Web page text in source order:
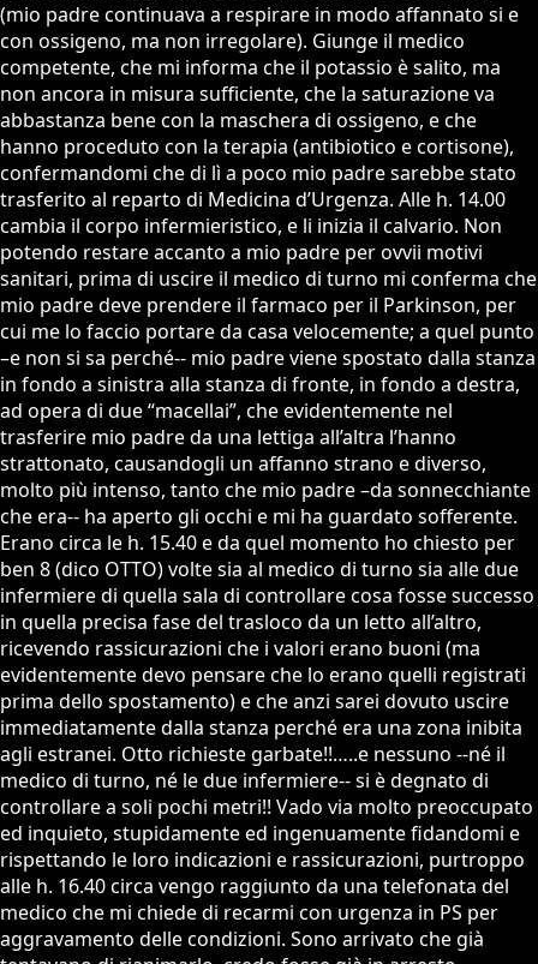
(mio padre continuava a respirare in modo affannato si e
con ossigeno, ma non irregolare). Giunge il medico
competente, che mi informa che il potassio è salito, ma
non ancora in misura sufficiente, che la saturazione va
abbastanza bene con la maschera di ossigeno, e che
hanno proceduto con la terapia (antibiotico e cortisone),
confermandomi che di lì a poco mio padre sarebbe stato
trasferito al reparto di Medicina d’Urgenza. Alle h. 14.00
cambia il corpo infermieristico, e li inizia il calvario. Non
potendo restare accanto a mio padre per ovvii motivi
sanitari, prima di uscire il medico di turno mi conferma che
mio padre deve prendere il farmaco per il Parkinson, per
cui me lo faccio portare da casa velocemente; a quel punto
–e non si sa perché-- mio padre viene spostato dalla stanza
in fondo a sinistra alla stanza di fronte, in fondo a destra,
ad opera di due “macellai”, che evidentemente nel
trasferire mio padre da una lettiga all’altra l’hanno
strattonato, causandogli un affanno strano e diverso,
molto più intenso, tanto che mio padre –da sonnecchiante
che era-- ha aperto gli occhi e mi ha guardato sofferente.
Erano circa le h. 15.40 e da quel momento ho chiesto per
ben 8 (dico OTTO) volte sia al medico di turno sia alle due
infermiere di quella sala di controllare cosa fosse successo
in quella precisa fase del trasloco da un letto all’altro,
ricevendo rassicurazioni che i valori erano buoni (ma
evidentemente devo pensare che lo erano quelli registrati
prima dello spostamento) e che anzi sarei dovuto uscire
immediatamente dalla stanza perché era una zona inibita
agli estranei. Otto richieste garbate!!…..e nessuno --né il
medico di turno, né le due infermiere-- si è degnato di
controllare a soli pochi metri!! Vado via molto preoccupato
ed inquieto, stupidamente ed ingenuamente fidandomi e
rispettando le loro indicazioni e rassicurazioni, purtroppo
alle h. 16.40 circa vengo raggiunto da una telefonata del
medico che mi chiede di recarmi con urgenza in PS per
aggravamento delle condizioni. Sono arrivato che già